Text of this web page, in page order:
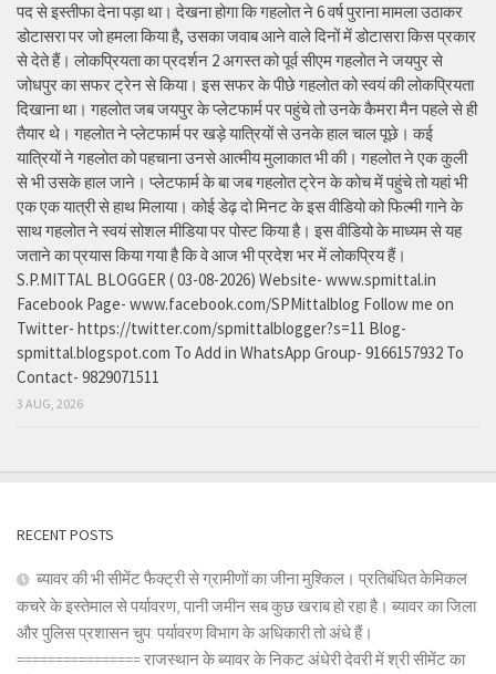
पद से इस्तीफा देना पड़ा था। देखना होगा कि गहलोत ने 6 वर्ष पुराना मामला उठाकर
डोटासरा पर जो हमला किया है, उसका जवाब आने वाले दिनों में डोटासरा किस प्रकार
से देते हैं। लोकप्रियता का प्रदर्शन 2 अगस्त को पूर्व सीएम गहलोत ने जयपुर से
जोधपुर का सफर ट्रेन से किया। इस सफर के पीछे गहलोत को स्वयं की लोकप्रियता
दिखाना था। गहलोत जब जयपुर के प्लेटफार्म पर पहुंचे तो उनके कैमरा मैन पहले से ही
तैयार थे। गहलोत ने प्लेटफार्म पर खड़े यात्रियों से उनके हाल चाल पूछे। कई
यात्रियों ने गहलोत को पहचाना उनसे आत्मीय मुलाकात भी की। गहलोत ने एक कुली
से भी उसके हाल जाने। प्लेटफार्म के बा जब गहलोत ट्रेन के कोच में पहुंचे तो यहां भी
एक एक यात्री से हाथ मिलाया। कोई डेढ़ दो मिनट के इस वीडियो को फिल्मी गाने के
साथ गहलोत ने स्वयं सोशल मीडिया पर पोस्ट किया है। इस वीडियो के माध्यम से यह
जताने का प्रयास किया गया है कि वे आज भी प्रदेश भर में लोकप्रिय हैं।
S.P.MITTAL BLOGGER ( 03-08-2026) Website- www.spmittal.in
Facebook Page- www.facebook.com/SPMittalblog Follow me on
Twitter- https://twitter.com/spmittalblogger?s=11 Blog-
spmittal.blogspot.com To Add in WhatsApp Group- 9166157932 To
Contact- 9829071511
3 AUG, 2026
RECENT POSTS
ब्यावर की भी सीमेंट फैक्ट्री से ग्रामीणों का जीना मुश्किल। प्रतिबंधित केमिकल
कचरे के इस्तेमाल से पर्यावरण, पानी जमीन सब कुछ खराब हो रहा है। ब्यावर का जिला
और पुलिस प्रशासन चुप: पर्यावरण विभाग के अधिकारी तो अंधे हैं।
================ राजस्थान के ब्यावर के निकट अंधेरी देवरी में श्री सीमेंट का